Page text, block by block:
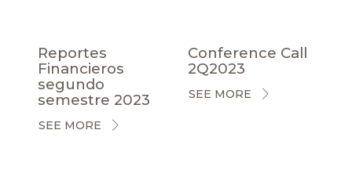
Reportes
Financieros
segundo
semestre 2023
SEE MORE
Conference Call
2Q2023
SEE MORE